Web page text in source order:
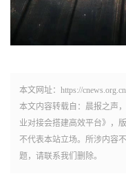
本文网址：https://
本文内容转载自：晨报之声
业对接会搭建高效平台》，
不代表本站立场。所涉内容
题，请联系我们删除。